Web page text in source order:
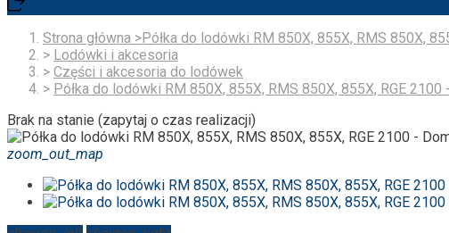
Strona główna >Półka do lodówki RM 850X, 855X, RMS 850X,
> Lodówki i akcesoria
> Części i akcesoria do lodówek
> Półka do lodówki RM 850X, 855X, RMS 850X, 855X, RGE 2100
Brak na stanie (zapytaj o czas realizacji)
zoom_out_map